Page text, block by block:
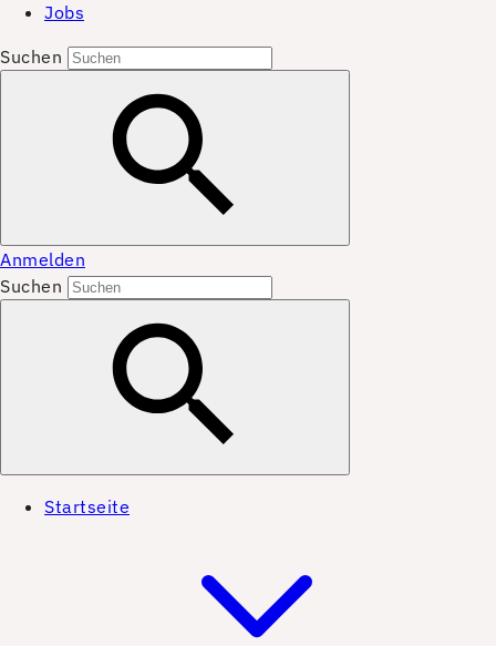
Jobs
Suchen
Anmelden
Suchen
Startseite